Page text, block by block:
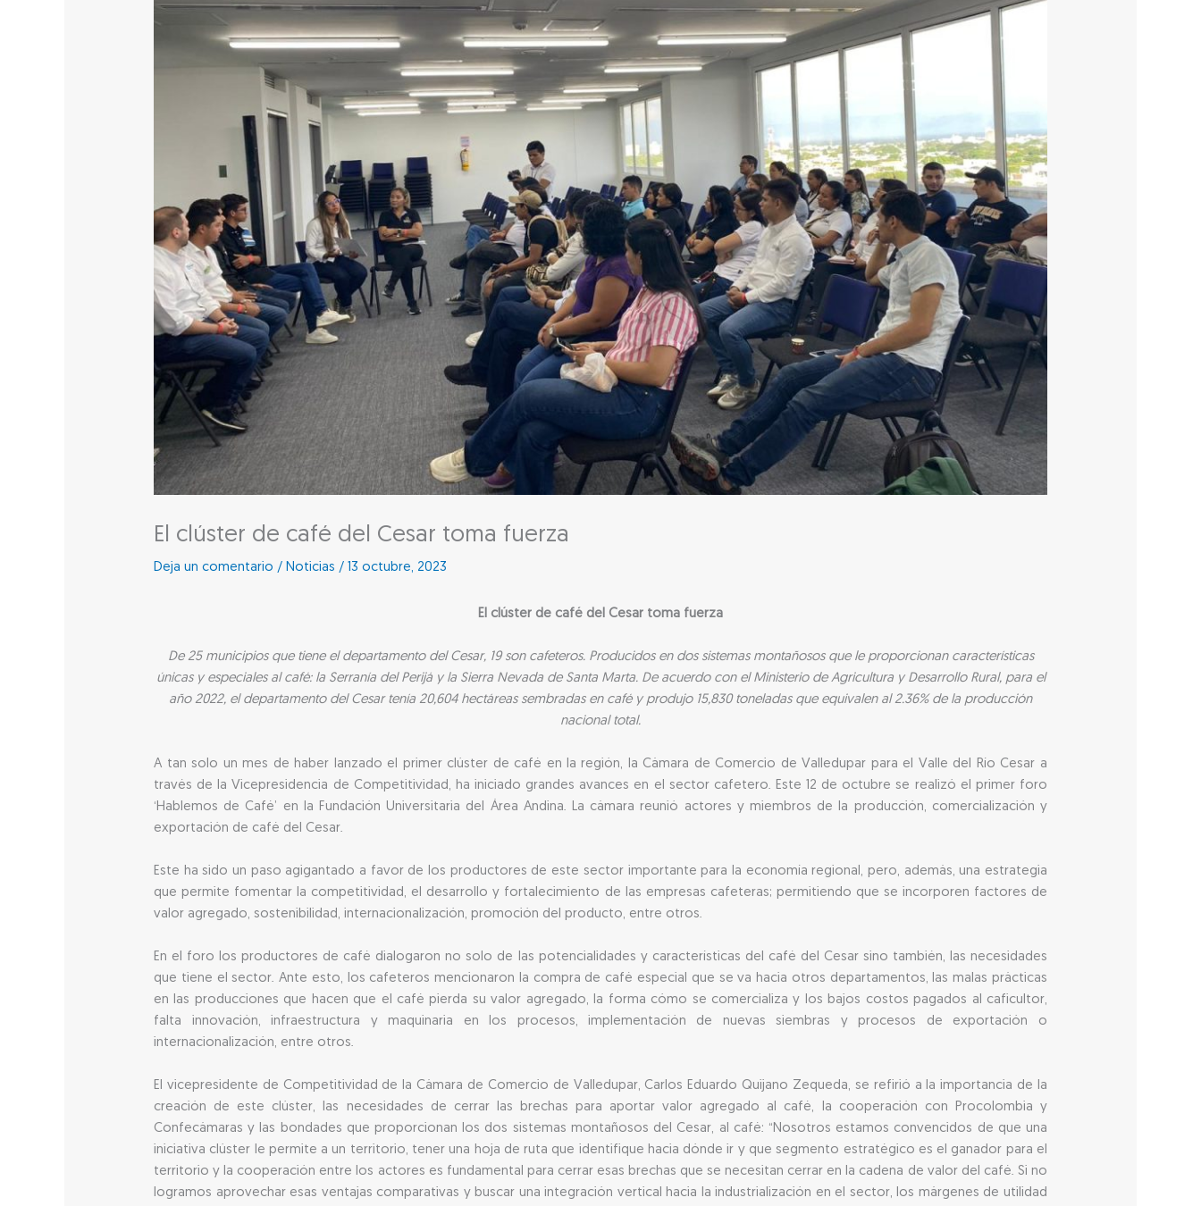
El clúster de café del Cesar toma fuerza
Deja un comentario / Noticias /13 octubre, 2023
El clúster de café del Cesar toma fuerza
De 25 municipios que tiene el departamento del Cesar, 19 son cafeteros. Producidos en dos sistemas montañosos que le proporcionan características
únicas y especiales al café: la Serranía del Perijá y la Sierra Nevada de Santa Marta. De acuerdo con el Ministerio de Agricultura y Desarrollo Rural, para el
año 2022, el departamento del Cesar tenía 20,604 hectáreas sembradas en café y produjo 15,830 toneladas que equivalen al 2.36% de la producción
nacional total.
A tan solo un mes de haber lanzado el primer clúster de café en la región, la Cámara de Comercio de Valledupar para el Valle del Río Cesar a
través de la Vicepresidencia de Competitividad, ha iniciado grandes avances en el sector cafetero. Este 12 de octubre se realizó el primer foro
‘Hablemos de Café’ en la Fundación Universitaria del Área Andina. La cámara reunió actores y miembros de la producción, comercialización y
exportación de café del Cesar.
Este ha sido un paso agigantado a favor de los productores de este sector importante para la economía regional, pero, además, una estrategia
que permite fomentar la competitividad, el desarrollo y fortalecimiento de las empresas cafeteras; permitiendo que se incorporen factores de
valor agregado, sostenibilidad, internacionalización, promoción del producto, entre otros.
En el foro los productores de café dialogaron no solo de las potencialidades y características del café del Cesar sino también, las necesidades
que tiene el sector. Ante esto, los cafeteros mencionaron la compra de café especial que se va hacia otros departamentos, las malas prácticas
en las producciones que hacen que el café pierda su valor agregado, la forma cómo se comercializa y los bajos costos pagados al caficultor,
falta innovación, infraestructura y maquinaria en los procesos, implementación de nuevas siembras y procesos de exportación o
internacionalización, entre otros.
El vicepresidente de Competitividad de la Cámara de Comercio de Valledupar, Carlos Eduardo Quijano Zequeda, se refirió a la importancia de la
creación de este clúster, las necesidades de cerrar las brechas para aportar valor agregado al café, la cooperación con Procolombia y
Confecámaras y las bondades que proporcionan los dos sistemas montañosos del Cesar, al café: “Nosotros estamos convencidos de que una
iniciativa clúster le permite a un territorio, tener una hoja de ruta que identifique hacia dónde ir y que segmento estratégico es el ganador para el
territorio y la cooperación entre los actores es fundamental para cerrar esas brechas que se necesitan cerrar en la cadena de valor del café. Si no
logramos aprovechar esas ventajas comparativas y buscar una integración vertical hacia la industrialización en el sector, los márgenes de utilidad